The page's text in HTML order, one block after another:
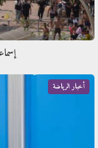
أخبار الرياضة